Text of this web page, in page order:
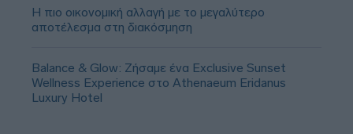
Η πιο οικονομική αλλαγή με το μεγαλύτερο
αποτέλεσμα στη διακόσμηση
Balance & Glow: Ζήσαμε ένα Exclusive Sunset
Wellness Experience στο Athenaeum Eridanus
Luxury Hotel